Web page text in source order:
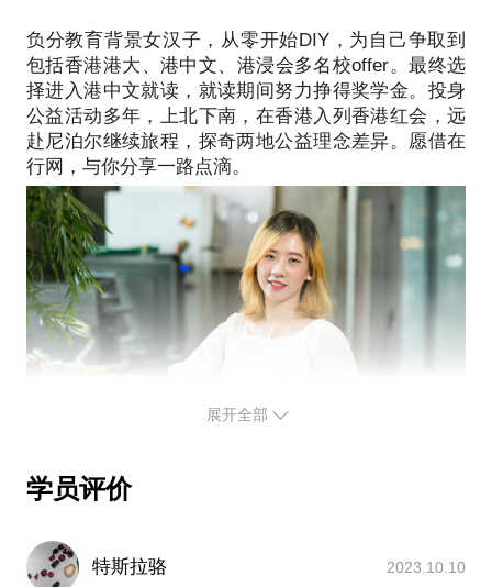
我在香港参加了红十字会的多项活动，很希望能用我
学到的组织和管理经验，帮助内地的公益组织提升活
动组织的水平和效率。我可以在约见中：
与你分享香港人是怎么组织公益活动的，他们会用一
些内地不常用的方式，比如，活动中会有一些真正根
据当地情况而做的健康教育等等；
根据你的情况，给你分享几个相关的案例。
小贴士：约见我之前，请把你的问题具体化，这样可
以提升我们的谈话效率，也能给你提出针对性的建
负分教育背景女汉子，从零开始DIY，为自己争取到
包括香港港大、港中文、港浸会多名校offer。最终选
择进入港中文就读，就读期间努力挣得奖学金。投身
公益活动多年，上北下南，在香港入列香港红会，远
赴尼泊尔继续旅程，探奇两地公益理念差异。愿借在
展开全部
学员评价
特斯拉骆 2023.10.10